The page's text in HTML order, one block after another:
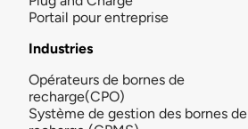
Portail pour entreprise
Industries
Opérateurs de bornes de
recharge(CPO)
Système de gestion des bornes de